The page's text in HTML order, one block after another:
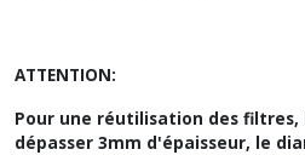
ATTENTION:
Pour une réutilisation des
dépasser 3mm d'épaisseur, le